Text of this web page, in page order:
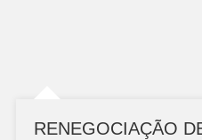
RENEGOCIAÇÃO